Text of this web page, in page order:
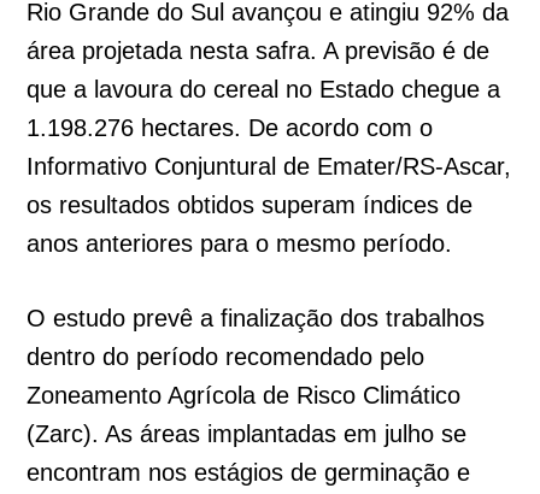
Rio Grande do Sul avançou e atingiu 92% da
área projetada nesta safra. A previsão é de
que a lavoura do cereal no Estado chegue a
1.198.276 hectares. De acordo com o
Informativo Conjuntural de Emater/RS-Ascar,
os resultados obtidos superam índices de
anos anteriores para o mesmo período.
O estudo prevê a finalização dos trabalhos
dentro do período recomendado pelo
Zoneamento Agrícola de Risco Climático
(Zarc). As áreas implantadas em julho se
encontram nos estágios de germinação e